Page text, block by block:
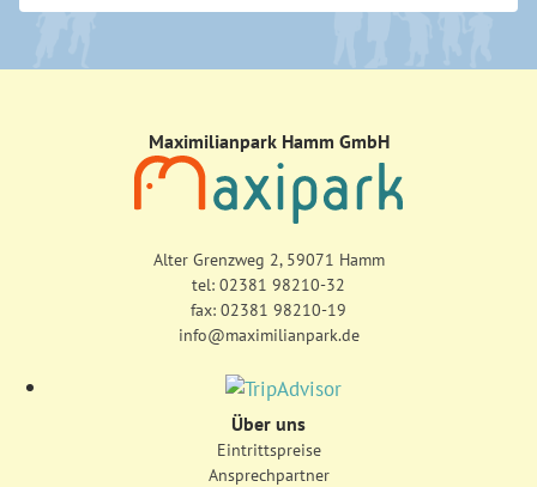
Maximilianpark Hamm GmbH
Alter Grenzweg 2, 59071 Hamm
tel: 02381 98210-32
fax: 02381 98210-19
info@maximilianpark.de
Über uns
Eintrittspreise
Ansprechpartner